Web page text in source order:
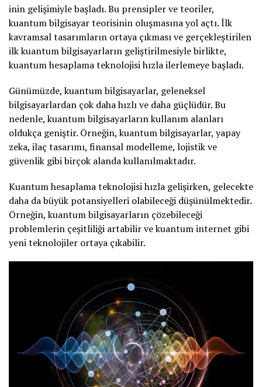
inin gelişimiyle başladı. Bu prensipler ve teoriler,
kuantum bilgisayar teorisinin oluşmasına yol açtı. İlk
kavramsal tasarımların ortaya çıkması ve gerçekleştirilen
ilk kuantum bilgisayarların geliştirilmesiyle birlikte,
kuantum hesaplama teknolojisi hızla ilerlemeye başladı.
Günümüzde, kuantum bilgisayarlar, geleneksel
bilgisayarlardan çok daha hızlı ve daha güçlüdür. Bu
nedenle, kuantum bilgisayarların kullanım alanları
oldukça geniştir. Örneğin, kuantum bilgisayarlar, yapay
zeka, ilaç tasarımı, finansal modelleme, lojistik ve
güvenlik gibi birçok alanda kullanılmaktadır.
Kuantum hesaplama teknolojisi hızla gelişirken, gelecekte
daha da büyük potansiyelleri olabileceği düşünülmektedir.
Örneğin, kuantum bilgisayarların çözebileceği
problemlerin çeşitliliği artabilir ve kuantum internet gibi
yeni teknolojiler ortaya çıkabilir.